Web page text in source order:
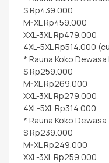
S Rp439.000
M-XL Rp459.000
XXL-3XL Rp479.000
4XL-5XL Rp514.000
* Rauna Koko Dewasa
S Rp259.000
M-XL Rp269.000
XXL-3XL Rp279.000
4XL-5XL Rp314.000
* Rauna Koko Dewasa
S Rp239.000
M-XL Rp249.000
XXL-3XL Rp259.000